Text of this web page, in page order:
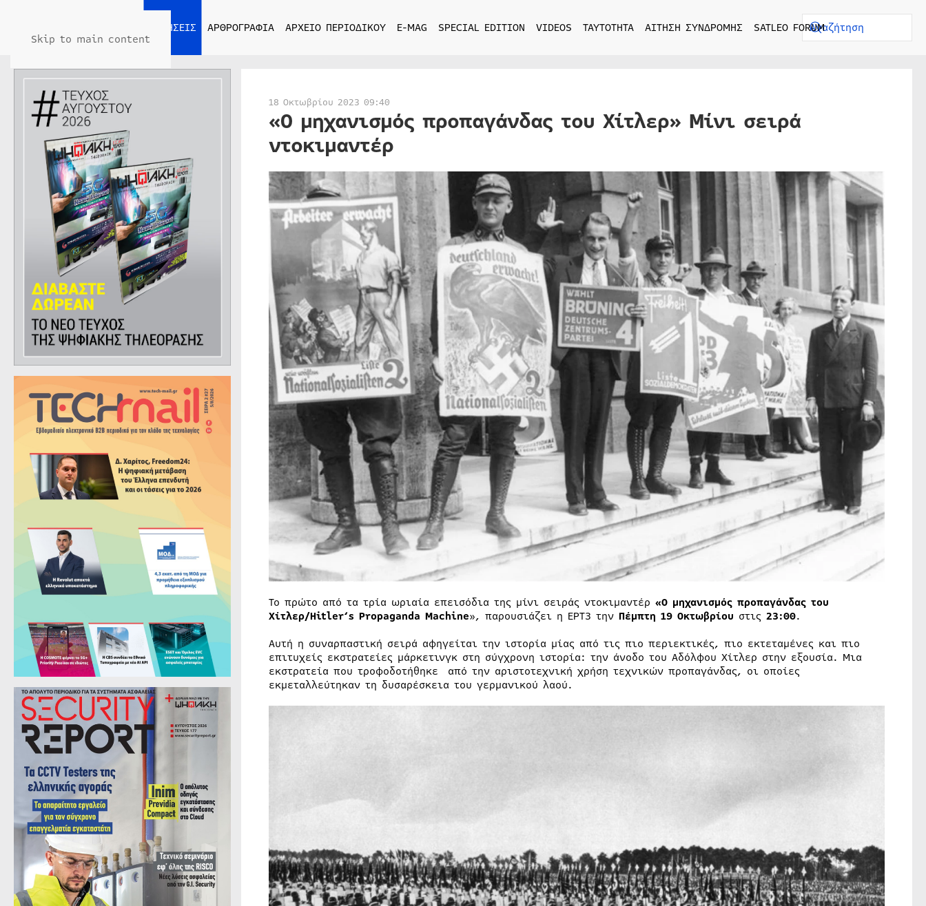
Skip to main content
ΕΙΔΗΣΕΙΣ ΑΡΘΡΟΓΡΑΦΙΑ ΑΡΧΕΙΟ ΠΕΡΙΟΔΙΚΟΥ E-MAG SPECIAL EDITION VIDEOS ΤΑΥΤΟΤΗΤΑ ΑΙΤΗΣΗ ΣΥΝΔΡΟΜΗΣ SATLEO FORUM
18 Οκτωβρίου 2023 09:40
«O μηχανισμός προπαγάνδας του Χίτλερ» Μίνι σειρά
ντοκιμαντέρ
Το πρώτο από τα τρία ωριαία επεισόδια της μίνι σειράς ντοκιμαντέρ «Ο μηχανισμός προπαγάνδας του
Χίτλερ/Hitler‘s Propaganda Machine», παρουσιάζει η ΕΡΤ3 την Πέμπτη 19 Οκτωβρίου στις 23:00.
Αυτή η συναρπαστική σειρά αφηγείται την ιστορία μίας από τις πιο περιεκτικές, πιο εκτεταμένες και πιο
επιτυχείς εκστρατείες μάρκετινγκ στη σύγχρονη ιστορία: την άνοδο του Αδόλφου Χίτλερ στην εξουσία. Μια
εκστρατεία που τροφοδοτήθηκε από την αριστοτεχνική χρήση τεχνικών προπαγάνδας, οι οποίες
εκμεταλλεύτηκαν τη δυσαρέσκεια του γερμανικού λαού.